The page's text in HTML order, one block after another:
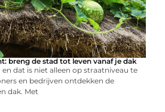
breng de stad tot leven vanaf je dak
dat is niet alleen op straatniveau te
en bedrijven ontdekken de
dak. Met